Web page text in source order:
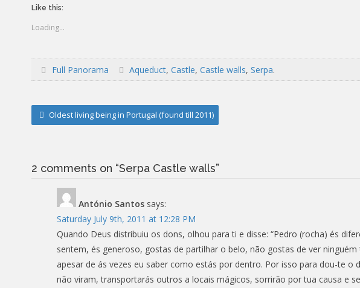
Like this:
Loading...
Full Panorama Aqueduct,Castle,Castle walls,Serpa.
Post
Oldest living being in Portugal (found till 2011)
2 comments on “Serpa Castle walls”
António Santos says:
Saturday July 9th, 2011 at 12:28 PM
Quando Deus distribuiu os dons, olhou para ti e disse: “Pedro (rocha) és
sentem, és generoso, gostas de partilhar o belo, não gostas de ver
apesar de ás vezes eu saber como estás por dentro. Por isso para dou-te
não viram, transportarás outros a locais mágicos, sorrirão por tua causa e